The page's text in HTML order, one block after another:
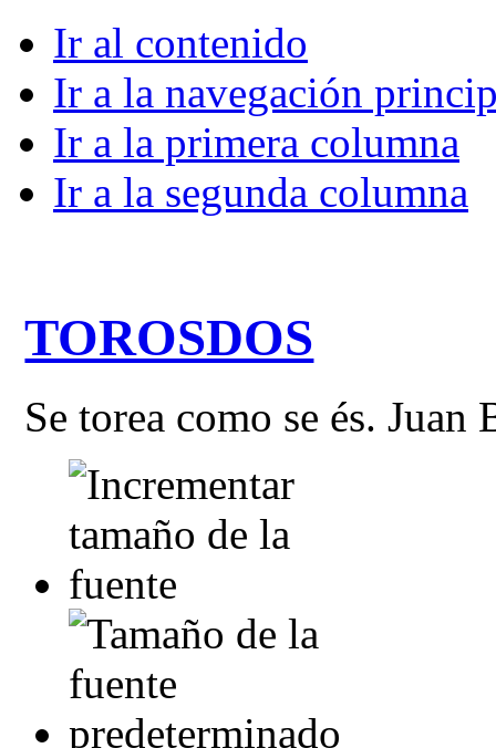
Ir al contenido
Ir a la navegación
Ir a la primera columna
Ir a la segunda columna
TOROSDOS
Se torea como se és. Juan